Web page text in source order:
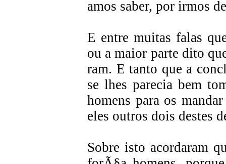
amos saber, por irmos
E entre muitas falas
ou a maior parte dito
ram. E tanto que a
se lhes parecia bem
homens para os
eles outros dois destes
Sobre isto acordaram